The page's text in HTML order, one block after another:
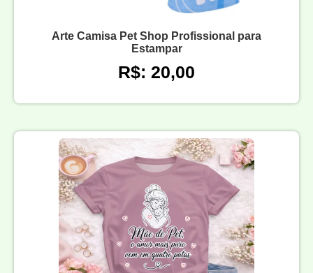
Arte Camisa Pet Shop Profissional para
Estampar
R$: 20,00